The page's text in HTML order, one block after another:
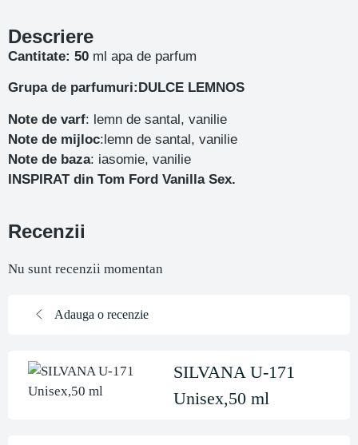
Descriere
Cantitate: 50 ml apa de parfum
Grupa de parfumuri:DULCE LEMNOS
Note de varf: lemn de santal, vanilie
Note de mijloc:lemn de santal, vanilie
Note de baza: iasomie, vanilie
INSPIRAT din Tom Ford Vanilla Sex.
Recenzii
Nu sunt recenzii momentan
Adauga o recenzie
SILVANA U-171
Unisex,50 ml